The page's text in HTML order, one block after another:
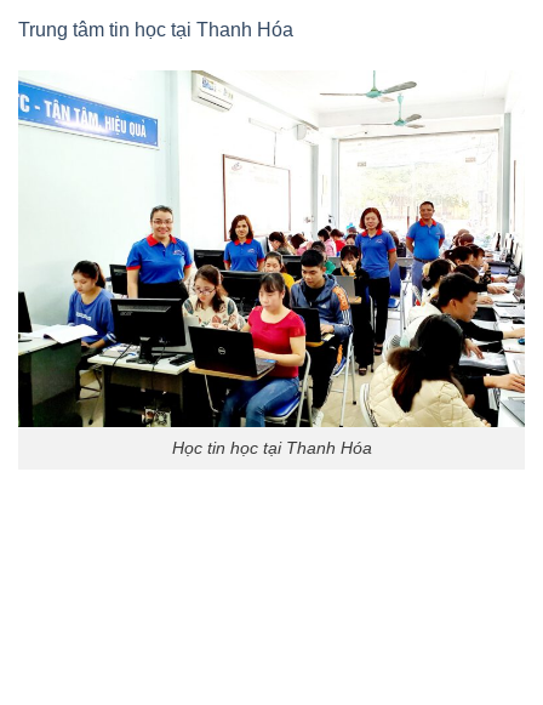
Trung tâm tin học tại Thanh Hóa
Học tin học tại Thanh Hóa